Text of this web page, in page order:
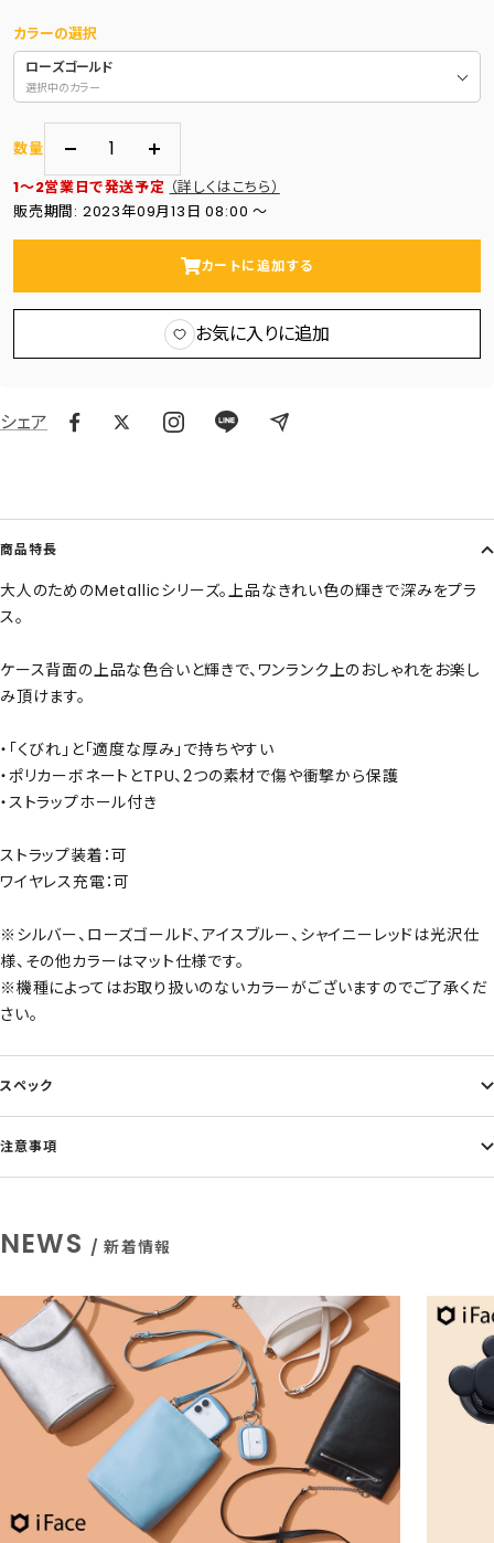
カラーの選択
ローズゴールド
選択中のカラー
数量
量
を
す
数
量
を
す
1～2営業日で発送予定 （詳しくはこちら）
販売期間: 2023年09月13日 08:00 〜
カートに追加する
お気に入りに追加
シェア
商品特長
大人のためのMetallicシリーズ。上品なきれい色の輝きで深みをプラ
ス。
ケース背面の上品な色合いと輝きで、ワンランク上のおしゃれをお楽し
み頂けます。
・「くびれ」と「適度な厚み」で持ちやすい
・ポリカーボネートとTPU、2つの素材で傷や衝撃から保護
・ストラップホール付き
ストラップ装着：可
ワイヤレス充電：可
※シルバー、ローズゴールド、アイスブルー、シャイニーレッドは光沢仕
様、その他カラーはマット仕様です。
※機種によってはお取り扱いのないカラーがございますのでご了承くだ
さい。
スペック
注意事項
NEWS / 新着情報